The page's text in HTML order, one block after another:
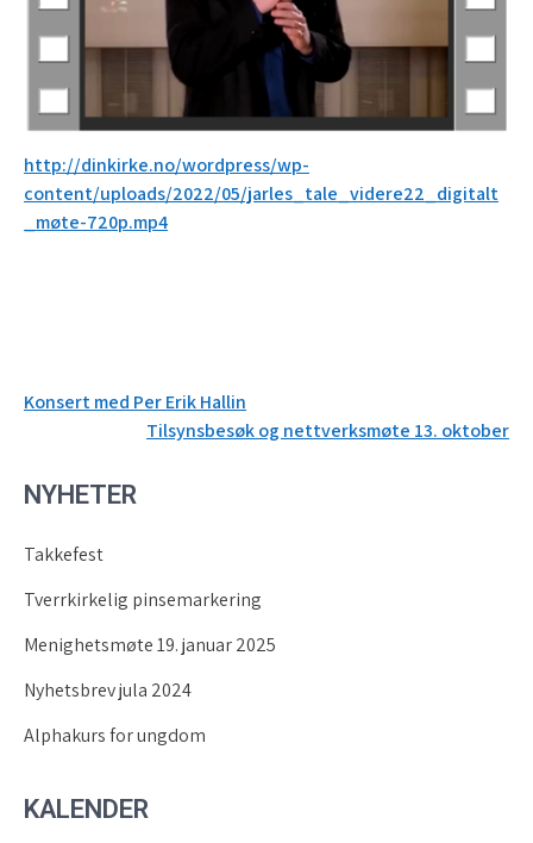
http://dinkirke.no/wordpress/wp-
content/uploads/2022/05/jarles_tale_videre22_digitalt
_møte-720p.mp4
Innleggsnavigasjon
Konsert med Per Erik Hallin
Tilsynsbesøk og nettverksmøte 13. oktober
NYHETER
Takkefest
Tverrkirkelig pinsemarkering
Menighetsmøte 19. januar 2025
Nyhetsbrev jula 2024
Alphakurs for ungdom
KALENDER